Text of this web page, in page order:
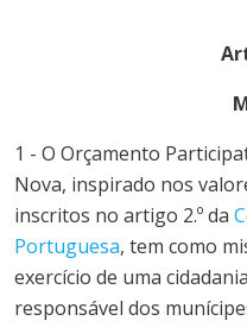
1 - O Orçamento
Nova, inspirado nos
inscritos no artigo 2.º da
Portuguesa, tem como
exercício de uma
responsável dos